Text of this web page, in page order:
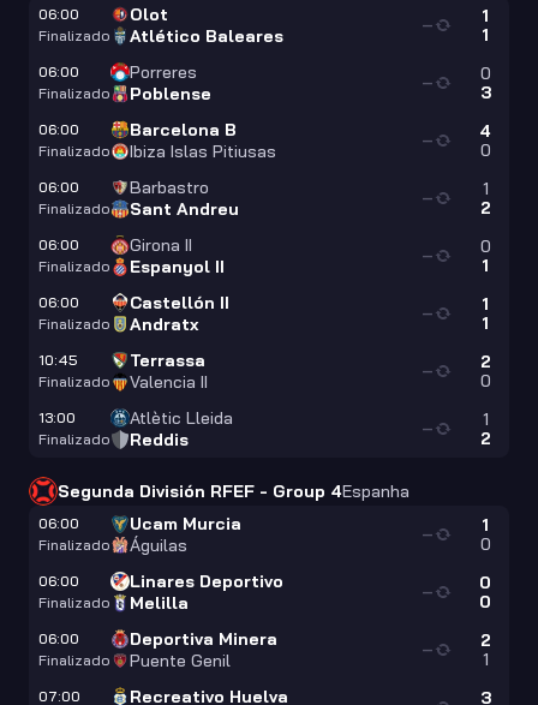
06:00
Finalizado
Olot
Atlético Baleares
1
1
—
06:00
Finalizado
Porreres
Poblense
0
3
—
06:00
Finalizado
Barcelona B
Ibiza Islas Pitiusas
4
0
—
06:00
Finalizado
Barbastro
Sant Andreu
1
2
—
06:00
Finalizado
Girona II
Espanyol II
0
1
—
06:00
Finalizado
Castellón II
Andratx
1
1
—
10:45
Finalizado
Terrassa
Valencia II
2
0
—
13:00
Finalizado
Atlètic Lleida
Reddis
1
2
—
Segunda División RFEF - Group 4Espanha
06:00
Finalizado
Ucam Murcia
Águilas
1
0
—
06:00
Finalizado
Linares Deportivo
Melilla
0
0
—
06:00
Finalizado
Deportiva Minera
Puente Genil
2
1
—
07:00
Recreativo Huelva
3